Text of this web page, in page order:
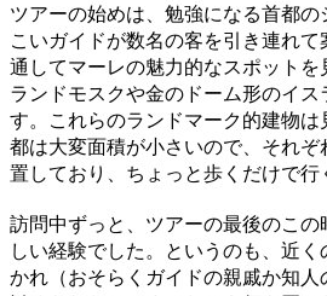
ツアーの始めは、勉強になる首都
こいガイドが数名の客を引き連れ
通してマーレの魅力的なスポット
ランドモスクや金のドーム形のイ
す。これらのランドマーク的建物
都は大変面積が小さいので、それ
置しており、ちょっと歩くだけで行
訪問中ずっと、ツアーの最後のこ
しい経験でした。というのも、近
かれ（おそらくガイドの親戚か知